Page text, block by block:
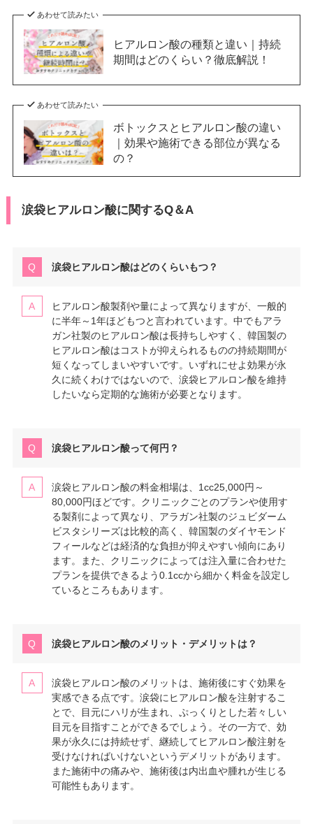
あわせて読みたい
ヒアルロン酸の種類と違い｜持続
期間はどのくらい？徹底解説！
あわせて読みたい
ボトックスとヒアルロン酸の違い
｜効果や施術できる部位が異なる
の？
涙袋ヒアルロン酸に関するQ＆A
涙袋ヒアルロン酸はどのくらいもつ？
ヒアルロン酸製剤や量によって異なりますが、一般的
に半年～1年ほどもつと言われています。中でもアラ
ガン社製のヒアルロン酸は長持ちしやすく、韓国製の
ヒアルロン酸はコストが抑えられるものの持続期間が
短くなってしまいやすいです。いずれにせよ効果が永
久に続くわけではないので、涙袋ヒアルロン酸を維持
したいなら定期的な施術が必要となります。
涙袋ヒアルロン酸って何円？
涙袋ヒアルロン酸の料金相場は、1cc25,000円～
80,000円ほどです。クリニックごとのプランや使用す
る製剤によって異なり、アラガン社製のジュビダーム
ビスタシリーズは比較的高く、韓国製のダイヤモンド
フィールなどは経済的な負担が抑えやすい傾向にあり
ます。また、クリニックによっては注入量に合わせた
プランを提供できるよう0.1ccから細かく料金を設定し
ているところもあります。
涙袋ヒアルロン酸のメリット・デメリットは？
涙袋ヒアルロン酸のメリットは、施術後にすぐ効果を
実感できる点です。涙袋にヒアルロン酸を注射するこ
とで、目元にハリが生まれ、ぷっくりとした若々しい
目元を目指すことができるでしょう。その一方で、効
果が永久には持続せず、継続してヒアルロン酸注射を
受けなければいけないというデメリットがあります。
また施術中の痛みや、施術後は内出血や腫れが生じる
可能性もあります。